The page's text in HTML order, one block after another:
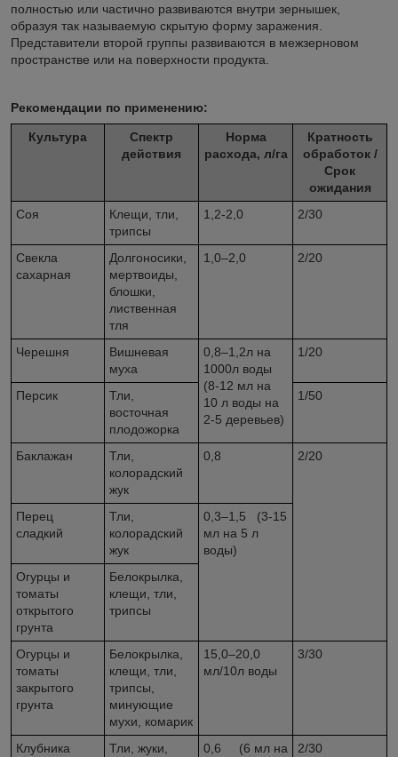
полностью или частично развиваются внутри зернышек,
образуя так называемую скрытую форму заражения.
Представители второй группы развиваются в межзерновом
пространстве или на поверхности продукта.
Рекомендации по применению:
Культура
Спектр
действия
Норма
расхода, л/га
Кратность
обработок /
Срок
ожидания
Соя
Клещи, тли,
трипсы
1,2-2,0 2/30
Свекла
сахарная
Долгоносики,
мертвоиды,
блошки,
лиственная
тля
1,0–2,0 2/20
Черешня
Вишневая
муха
0,8–1,2л на
1000л воды
(8-12 мл на
10 л воды на
2-5 деревьев)
1/20
Персик
Тли,
восточная
плодожорка
1/50
Баклажан
Тли,
колорадский
жук
0,8 2/20
Перец
сладкий
Тли,
колорадский
жук
0,3–1,5 (3-15
мл на 5 л
воды)
Огурцы и
томаты
открытого
грунта
Белокрылка,
клещи, тли,
трипсы
Огурцы и
томаты
закрытого
грунта
Белокрылка,
клещи, тли,
трипсы,
минующие
мухи, комарик
15,0–20,0
мл/10л воды
3/30
Клубника
Тли, жуки,
0,6 (6 мл на
2/30